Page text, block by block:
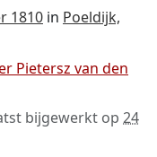
1810 in Poeldijk,
Pietersz van den
bijgewerkt op 24